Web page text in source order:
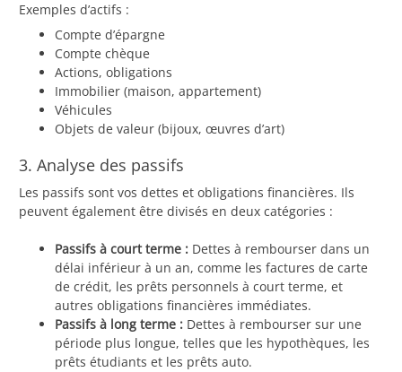
Exemples d’actifs :
Compte d’épargne
Compte chèque
Actions, obligations
Immobilier (maison, appartement)
Véhicules
Objets de valeur (bijoux, œuvres d’art)
3. Analyse des passifs
Les passifs sont vos dettes et obligations financières. Ils
peuvent également être divisés en deux catégories :
Passifs à court terme : Dettes à rembourser dans un
délai inférieur à un an, comme les factures de carte
de crédit, les prêts personnels à court terme, et
autres obligations financières immédiates.
Passifs à long terme : Dettes à rembourser sur une
période plus longue, telles que les hypothèques, les
prêts étudiants et les prêts auto.